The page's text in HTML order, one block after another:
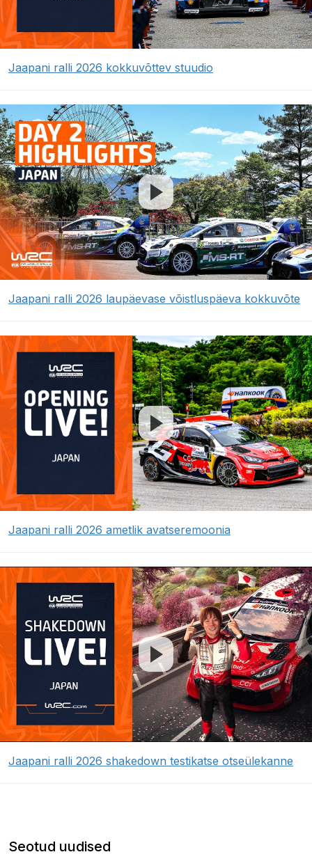
Jaapani ralli 2026 kokkuvõttev stuudio
Jaapani ralli 2026 laupäevase võistluspäeva kokkuvõte
Jaapani ralli 2026 ametlik avatseremoonia
Jaapani ralli 2026 shakedown testikatse otseülekanne
Seotud uudised